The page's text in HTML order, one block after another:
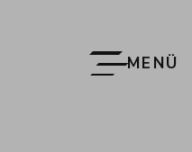
MENÜ